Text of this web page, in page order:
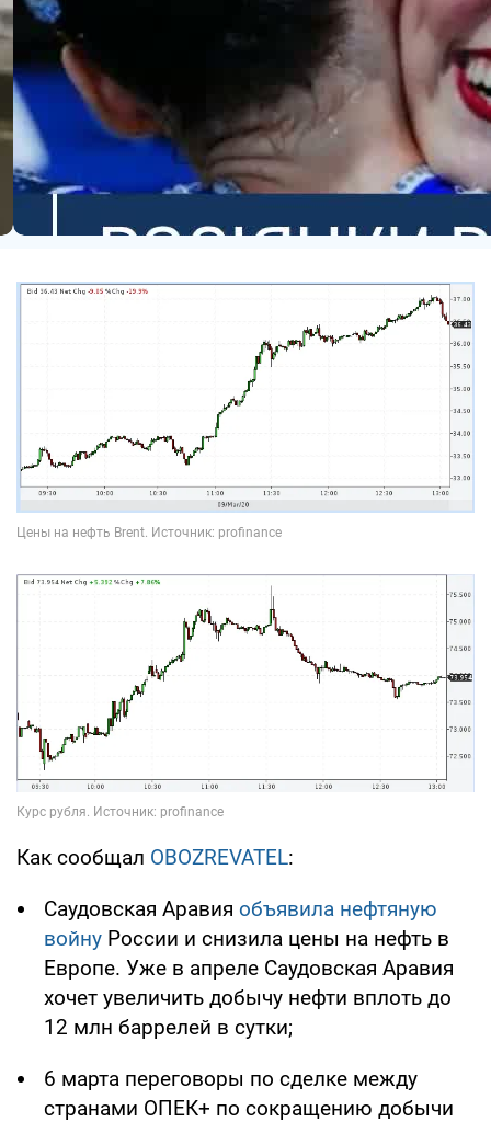
Как сообщал OBOZREVATEL:
Саудовская Аравия объявила нефтяную
войну России и снизила цены на нефть в
Европе. Уже в апреле Саудовская Аравия
хочет увеличить добычу нефти вплоть до
12 млн баррелей в сутки;
6 марта переговоры по сделке между
странами ОПЕК+ по сокращению добычи